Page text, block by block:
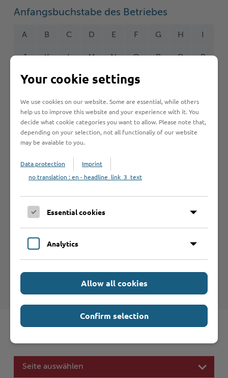
Anfangsbuchstabe des Betriebes
A B C D E F G H
J K L M N O P Q R
S T U V W Y
Betrieb anmelden
Ihren Betrieb in 3 einfachen Schritten an.
Hinweise zum Haftungsausschluß bei Links zu anderen
Internet-Seiten entnehmen Sie bitte den
Nutzungsbedingungen.
Seite auswählen
Your cookie settings
We use cookies on our website. Some are essential, while others
help us to improve this website and your experience with it. You
decide what cookie categories you want to allow. Please note that,
depending on your selection, not all functionaliy of our website
may be avaiable to you.
Data protection
Imprint
no translation : en - headline_link_3_text
Essential cookies
Analytics
Allow all cookies
Confirm selection